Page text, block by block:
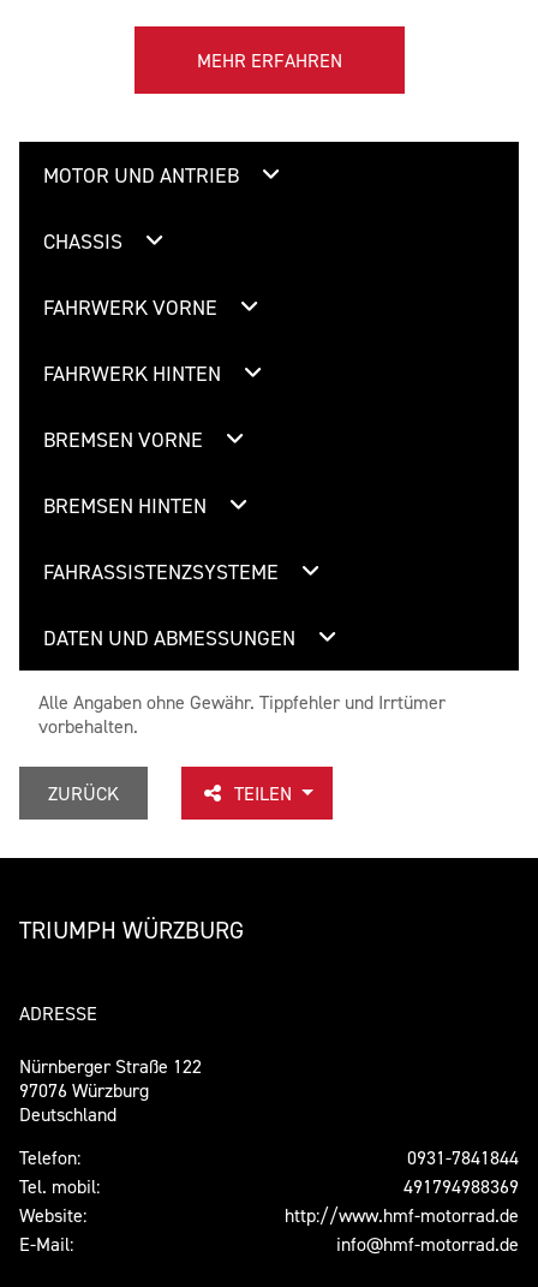
MEHR ERFAHREN
MOTOR UND ANTRIEB
CHASSIS
FAHRWERK VORNE
FAHRWERK HINTEN
BREMSEN VORNE
BREMSEN HINTEN
FAHRASSISTENZSYSTEME
DATEN UND ABMESSUNGEN
Alle Angaben ohne Gewähr. Tippfehler und Irrtümer
vorbehalten.
ZURÜCK TEILEN
TRIUMPH WÜRZBURG
ADRESSE
Nürnberger Straße 122
97076 Würzburg
Deutschland
Telefon:
0931-7841844
Tel. mobil:
491794988369
Website:
http://www.hmf-motorrad.de
E-Mail:
info@hmf-motorrad.de